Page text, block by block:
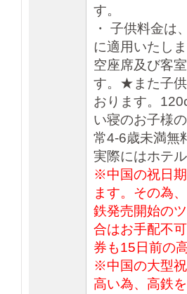
す。
・ 子供料金は
に適用いたし
空座席及び客
す。★また子
おります。
い寝のお子様
常4-6歳未満無
実際にはホテ
※中国の祝日
ます。その為
鉄発売開始の
合はお手配不
券も15日前の
※中国の大型
高い為、高鉄